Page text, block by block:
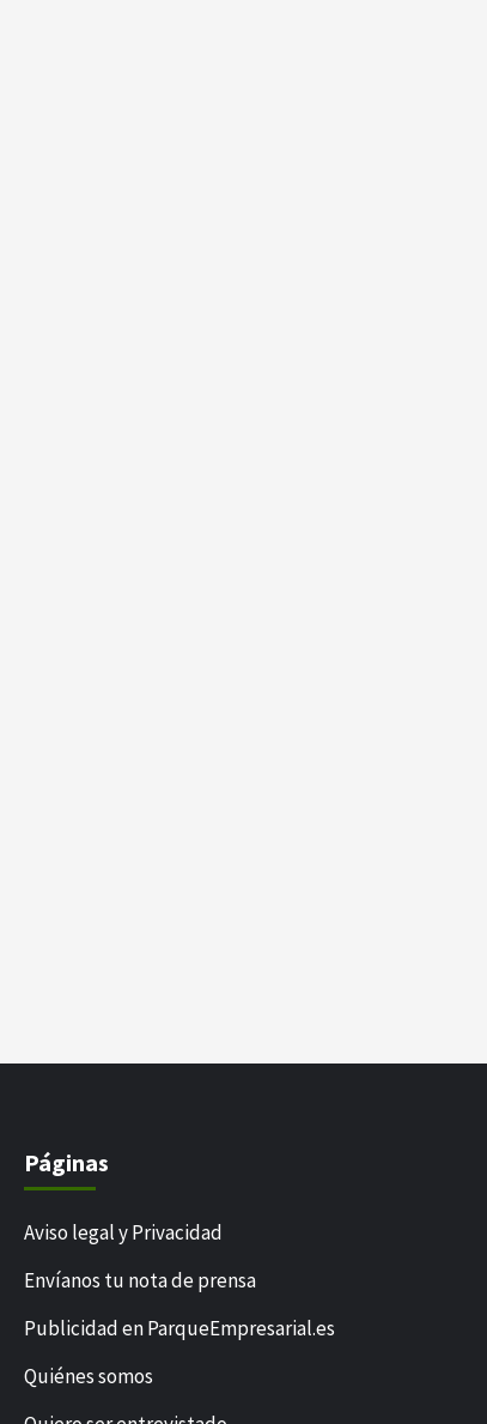
Páginas
Aviso legal y Privacidad
Envíanos tu nota de prensa
Publicidad en ParqueEmpresarial.es
Quiénes somos